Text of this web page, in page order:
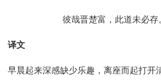
彼哉晋楚富，此道未必存
译文
早晨起来深感缺少乐趣，离座而起打开